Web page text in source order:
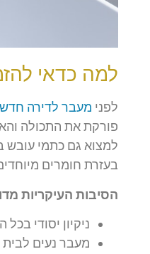
למה כדאי
לפני מעבר לדירה
פורקת את התכולה
למצוא גם כתמי עובש
בעזרת חומרים
הסיבות העיקריות
ניקיון יסודי
מעבר נעים לבית